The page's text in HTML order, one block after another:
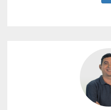
Colégios Cursos
Rubenilton
Licenciatura Plena
Educador e professor
de cursinhos pré-